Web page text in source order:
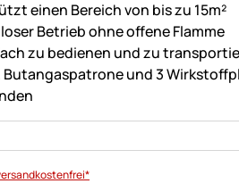
einen Bereich von bis zu 15m²
Betrieb ohne offene Flamme
zu bedienen und zu
Butangaspatrone und 3